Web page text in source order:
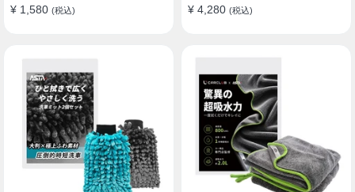
¥ 1,580 (税込)
110°可動ヘッド 15°カーブ設計
¥ 4,280 (税込)